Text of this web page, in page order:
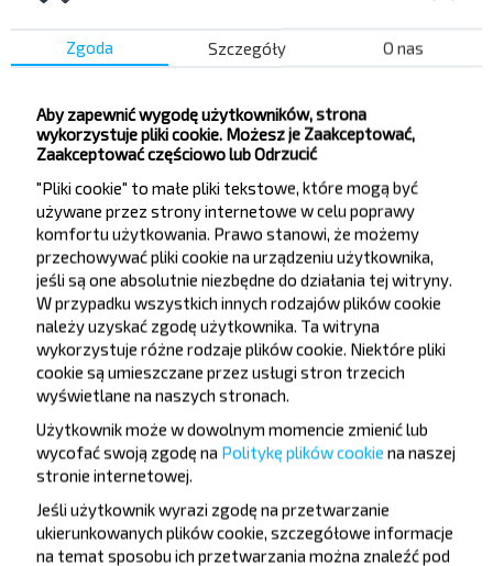
Zapisz się
FAQ
Jak zarezerwować bilet autobusowy?
Czy na stronie Słonim-Rusakovo,
Slonimskiy r-n GRODNENSKAYA OBL.
obowiązują jakieś ograniczenia
dotyczące podróżowania?
Zgoda Szczegóły O nas
Aby zapewnić wygodę użytkowników, strona
wykorzystuje pliki cookie. Możesz je Zaakceptować,
Zaakceptować częściowo lub Odrzucić
"Pliki cookie" to małe pliki tekstowe, które mogą być
używane przez strony internetowe w celu poprawy
komfortu użytkowania. Prawo stanowi, że możemy
przechowywać pliki cookie na urządzeniu użytkownika,
jeśli są one absolutnie niezbędne do działania tej witryny.
W przypadku wszystkich innych rodzajów plików cookie
należy uzyskać zgodę użytkownika. Ta witryna
wykorzystuje różne rodzaje plików cookie. Niektóre pliki
cookie są umieszczane przez usługi stron trzecich
wyświetlane na naszych stronach.
Użytkownik może w dowolnym momencie zmienić lub
wycofać swoją zgodę na Politykę plików cookie na naszej
stronie internetowej.
Jeśli użytkownik wyrazi zgodę na przetwarzanie
ukierunkowanych plików cookie, szczegółowe informacje
na temat sposobu ich przetwarzania można znaleźć pod